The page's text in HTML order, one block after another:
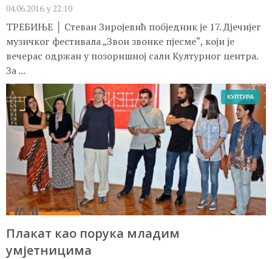
04.06.2016. у 22:10
ТРЕБИЊЕ │ Стеван Зиројевић побједник је 17. Дјечијег
музичког фестивала „Звон звонке пјесме“, који је
вечерас одржан у позоришној сали Културног центра.
За ...
КУЛТУРА
Плакат као порука младим
умјетницима